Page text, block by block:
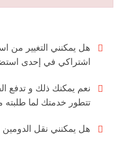
هل يمكنني التغيير من
اشتراكي في إحدى
نعم يمكنك ذلك و تدفع
تتطور خدمتك لما طلبته
هل يمكنني نقل